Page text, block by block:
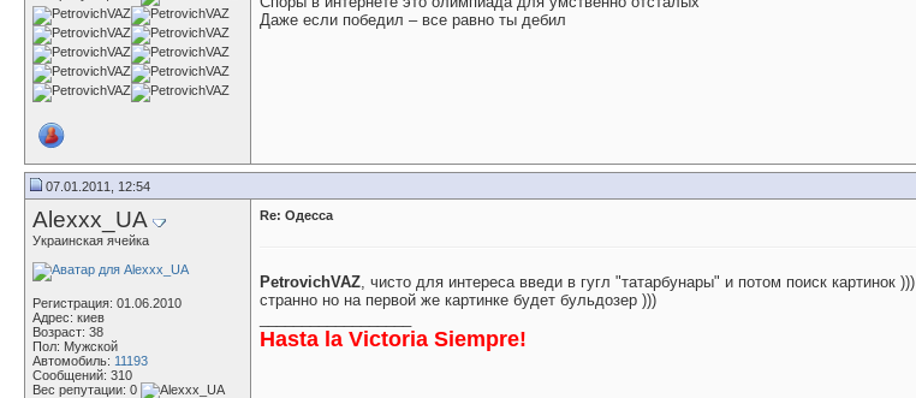
Даже если победил – все равно ты дебил
07.01.2011, 12:54
Alexxx_UA
Украинская ячейка
Регистрация: 01.06.2010
Адрес: киев
Возраст: 38
Пол: Мужской
Автомобиль: 11193
Сообщений: 310
Вес репутации: 0
Re: Одесса
PetrovichVAZ, чисто для интереса введи в гугл "татарбунары" и потом поиск картинок )))
странно но на первой же картинке будет бульдозер )))
Hasta la Victoria Siempre!